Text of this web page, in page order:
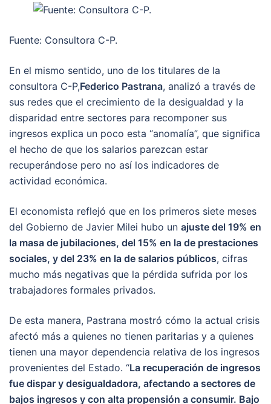
Fuente: Consultora C-P.
En el mismo sentido, uno de los titulares de la
consultora C-P,Federico Pastrana, analizó a través de
sus redes que el crecimiento de la desigualdad y la
disparidad entre sectores para recomponer sus
ingresos explica un poco esta “anomalía”, que significa
el hecho de que los salarios parezcan estar
recuperándose pero no así los indicadores de
actividad económica.
El economista reflejó que en los primeros siete meses
del Gobierno de Javier Milei hubo un ajuste del 19% en
la masa de jubilaciones, del 15% en la de prestaciones
sociales, y del 23% en la de salarios públicos, cifras
mucho más negativas que la pérdida sufrida por los
trabajadores formales privados.
De esta manera, Pastrana mostró cómo la actual crisis
afectó más a quienes no tienen paritarias y a quienes
tienen una mayor dependencia relativa de los ingresos
provenientes del Estado. “La recuperación de ingresos
fue dispar y desigualdadora, afectando a sectores de
bajos ingresos y con alta propensión a consumir. Bajo